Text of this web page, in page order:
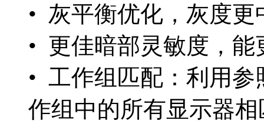
• 灰平衡优化，灰度更
• 更佳暗部灵敏度，
• 工作组匹配：利用
作组中的所有显示器相